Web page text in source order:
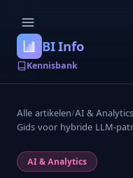
BI Info
Kennisbank
Alle artikelen/AI & Analytics
Gids voor hybride LLM-
AI & Analytics